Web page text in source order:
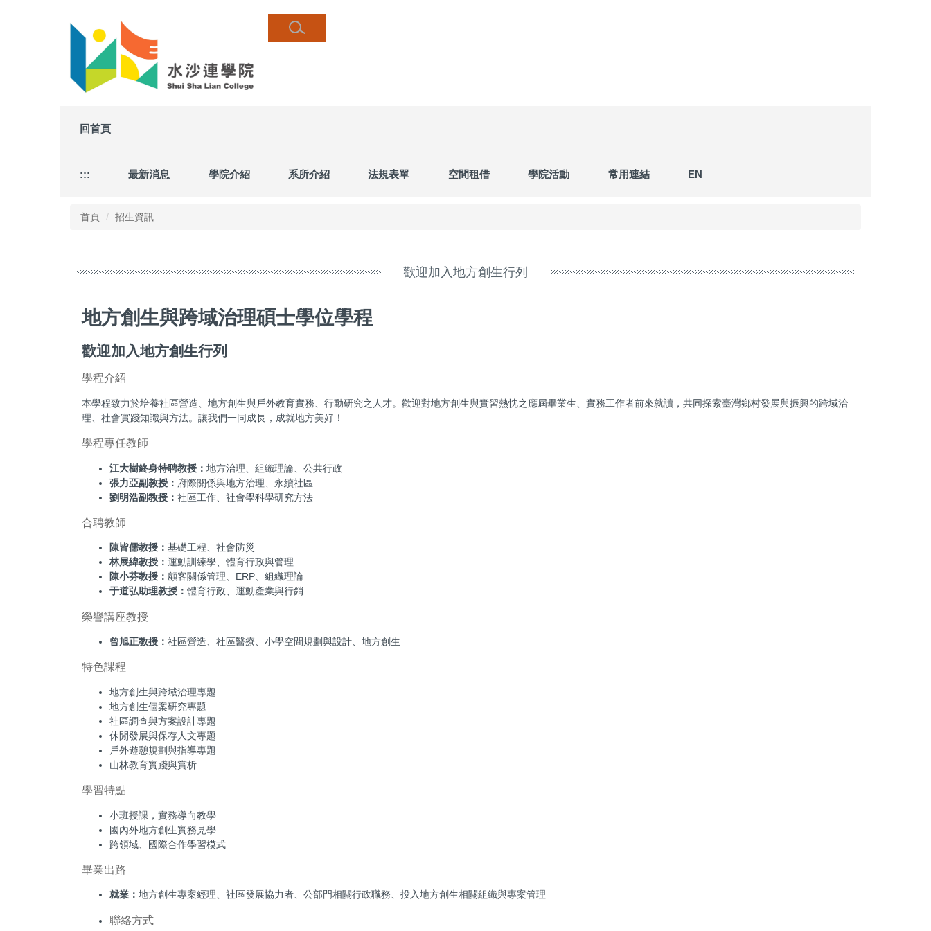
回首頁
::: 最新消息 學院介紹 系所介紹 法規表單 空間租借 學院活動 常用連結 EN
首頁 招生資訊
歡迎加入地方創生行列
地方創生與跨域治理碩士學位學程
歡迎加入地方創生行列
學程介紹
本學程致力於培養社區營造、地方創生與戶外教育實務、行動研究之人才。歡迎對地方創生與實習熱忱之應屆畢業生、實務工作者前來就讀，共同探索臺灣鄉村發展與振興的跨域治
理、社會實踐知識與方法。讓我們一同成長，成就地方美好！
學程專任教師
江大樹終身特聘教授： 地方治理、組織理論、公共行政
張力亞副教授： 府際關係與地方治理、永續社區
劉明浩副教授： 社區工作、社會學科學研究方法
合聘教師
陳皆儒教授： 基礎工程、社會防災
林展緯教授： 運動訓練學、體育行政與管理
陳小芬教授： 顧客關係管理、ERP、組織理論
于道弘助理教授： 體育行政、運動產業與行銷
榮譽講座教授
曾旭正教授： 社區營造、社區醫療、小學空間規劃與設計、地方創生
特色課程
地方創生與跨域治理專題
地方創生個案研究專題
社區調查與方案設計專題
休閒發展與保存人文專題
戶外遊憩規劃與指導專題
山林教育實踐與賞析
學習特點
小班授課，實務導向教學
國內外地方創生實務見學
跨領域、國際合作學習模式
畢業出路
就業： 地方創生專案經理、社區發展協力者、公部門相關行政職務、投入地方創生相關組織與專案管理
聯絡方式